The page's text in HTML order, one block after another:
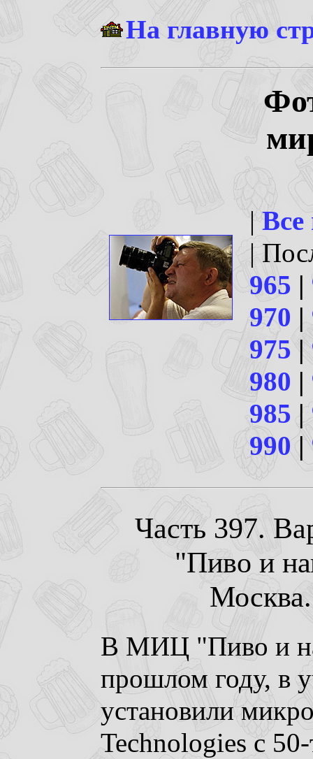
На главную
|
|
965 |
970 |
975|
980 |
985 |
990|
Часть 397.
"Пиво и
В МИЦ "Пиво и
прошлом году, в
установили
Technologies с